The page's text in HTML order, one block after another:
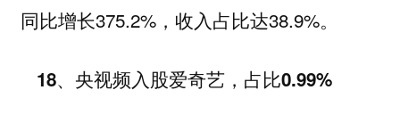
同比增长375.2%，收入占比达38.9%。
18、央视频入股爱奇艺，占比0.99%